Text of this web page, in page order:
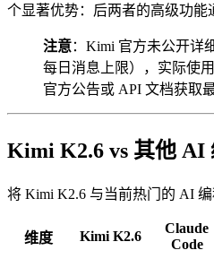
个显著优势：后两者的高级功能
注意：Kimi 官方未公开详
每日消息上限），实际使
官方公告或 API 文档获取
Kimi K2.6 vs 其他 AI
将 Kimi K2.6 与当前热门的 AI 编
维度 Kimi K2.6
Claude
Code